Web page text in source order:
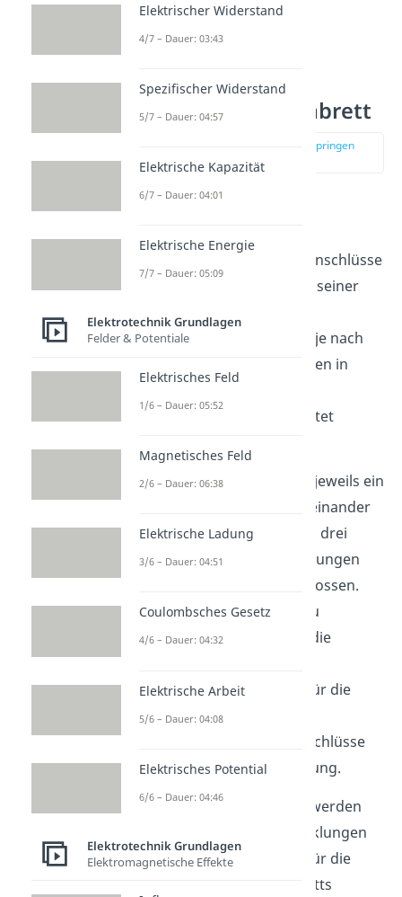
Stern Dreieck
Schaltung Klemmbrett
zur Stelle im Video springen
(00:24)
In der Regel besitzen
, an dem die Anschlüsse
U1, U2, V1, V2, W1 und W2 seiner
Anschlüsse können daher je nach
Anwendungsfall vom Nutzen in
Dreieckschaltung verschaltet
Bei der Sternschaltung ist jeweils ein
Anschluss einer Spule miteinander
verbunden. An die übrigen drei
Anschüsse werden die Leitungen
des Stromnetzes angeschlossen.
Um eine Sternschaltung zu
realisieren werden daher die
miteinander verbunden. Für die
Phasen des Netzes stehen
dementsprechend die Anschlüsse
U1, V2 und W1 zur Verfügung.
Bei der Dreieckschaltung werden
hingegen jeweils zwei Wicklungen
miteinander verbunden. Für die
Anschlüsse des Klemmbretts
Elektrischer Widerstand
4/7 – Dauer: 03:43
Spezifischer Widerstand
5/7 – Dauer: 04:57
Elektrische Kapazität
6/7 – Dauer: 04:01
Elektrische Energie
7/7 – Dauer: 05:09
Elektrotechnik Grundlagen
Felder & Potentiale
Elektrisches Feld
1/6 – Dauer: 05:52
Magnetisches Feld
2/6 – Dauer: 06:38
Elektrische Ladung
3/6 – Dauer: 04:51
Coulombsches Gesetz
4/6 – Dauer: 04:32
Elektrische Arbeit
5/6 – Dauer: 04:08
Elektrisches Potential
6/6 – Dauer: 04:46
Elektrotechnik Grundlagen
Elektromagnetische Effekte